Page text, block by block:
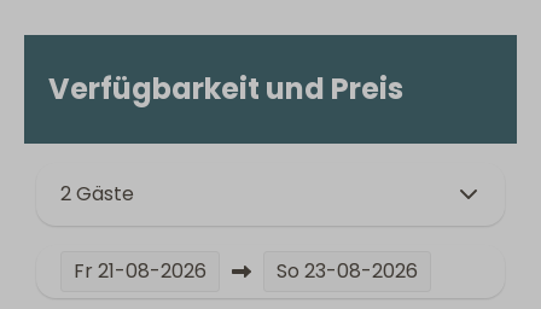
Verfügbarkeit und Preis
2 Gäste
Fr 21-08-2026 So 23-08-2026